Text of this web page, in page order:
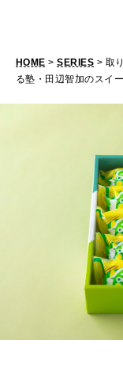
[12星
算
取
HOME >SERIES > 取
る塾・田辺智加のスイ